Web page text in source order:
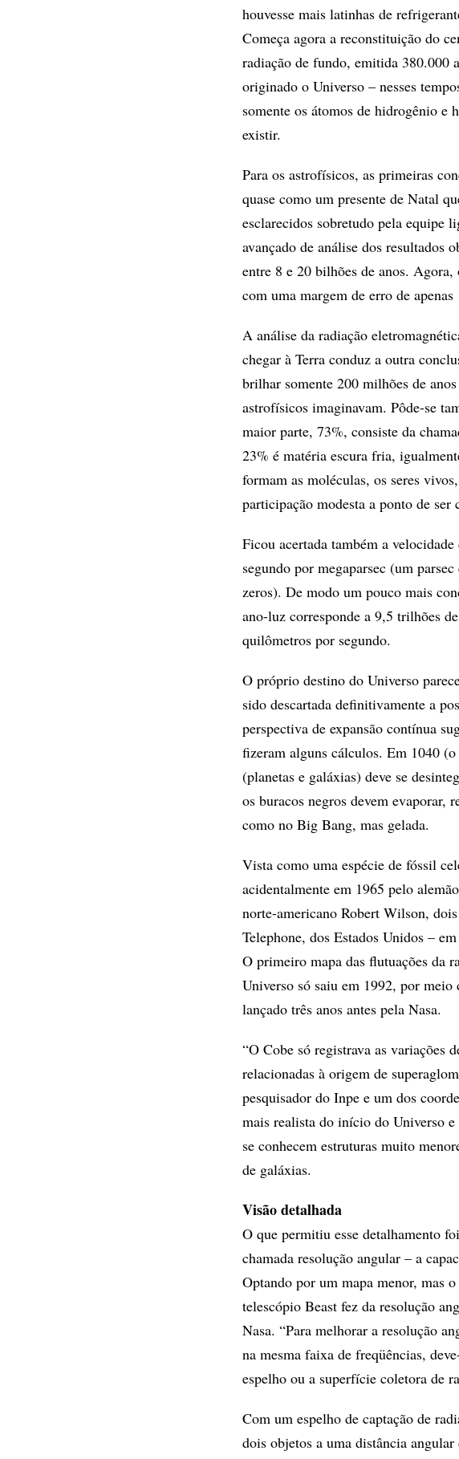
houvesse mais latinhas de
Começa agora a reconstituição do
radiação de fundo, emitida 380.000
originado o Universo – nesses
somente os átomos de hidrogênio
existir.
Para os astrofísicos, as primeiras
quase como um presente de Natal
esclarecidos sobretudo pela equipe
avançado de análise dos resultados
entre 8 e 20 bilhões de anos.
com uma margem de erro de
A análise da radiação
chegar à Terra conduz a outra
brilhar somente 200 milhões de
astrofísicos imaginavam. Pôde-se
maior parte, 73%, consiste da
23% é matéria escura fria,
formam as moléculas, os seres
participação modesta a ponto de ser
Ficou acertada também a
segundo por megaparsec (um
zeros). De modo um pouco mais
ano-luz corresponde a 9,5 trilhões
quilômetros por segundo.
O próprio destino do Universo
sido descartada definitivamente a
perspectiva de expansão contínua
fizeram alguns cálculos. Em 1040
(planetas e galáxias) deve se
os buracos negros devem evaporar,
como no Big Bang, mas gelada.
Vista como uma espécie de fóssil
acidentalmente em 1965 pelo
norte-americano Robert Wilson,
Telephone, dos Estados Unidos –
O primeiro mapa das flutuações da
Universo só saiu em 1992, por
lançado três anos antes pela Nasa.
“O Cobe só registrava as variações
relacionadas à origem de
pesquisador do Inpe e um dos
mais realista do início do Universo
se conhecem estruturas muito
de galáxias.
Visão detalhada
O que permitiu esse detalhamento
chamada resolução angular – a
Optando por um mapa menor, mas
telescópio Beast fez da resolução
Nasa. “Para melhorar a resolução
na mesma faixa de freqüências,
espelho ou a superfície coletora de
Com um espelho de captação de
dois objetos a uma distância